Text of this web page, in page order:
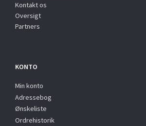
Kontakt os
Oversigt
Partners
KONTO
Min konto
Adressebog
Ønskeliste
Ordrehistorik